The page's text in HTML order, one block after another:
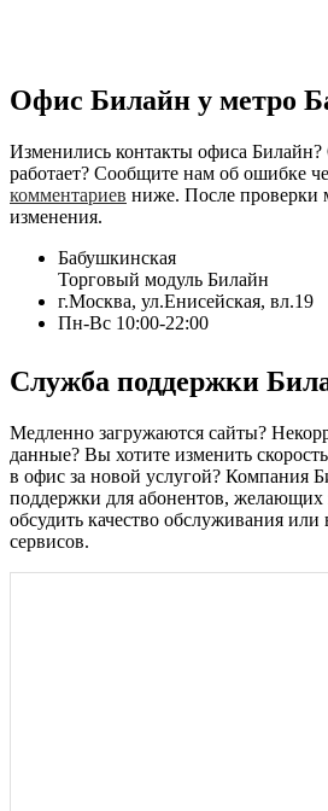
Офис Билайн у метро
Изменились контакты офиса
работает? Сообщите нам об ошибке
комментариев ниже. После проверки
изменения.
Бабушкинская
Торговый модуль Билайн
г.Москва, ул.Енисейская, вл.19
Пн-Вс 10:00-22:00
Служба поддержки
Медленно загружаются сайты?
данные? Вы хотите изменить
в офис за новой услугой? Компания
поддержки для абонентов, желающих
обсудить качество обслуживания или
сервисов.